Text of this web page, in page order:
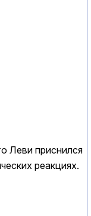
Леви приснился
реакциях.